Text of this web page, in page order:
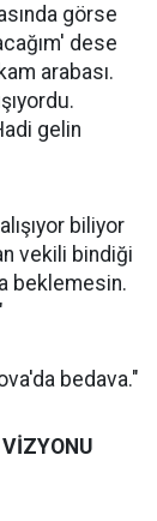
görse
dese
arabası.
gelin
biliyor
vekili bindiği
beklemesin.
bedava."